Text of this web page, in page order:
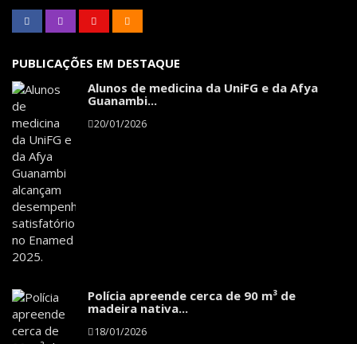
PUBLICAÇÕES EM DESTAQUE
Alunos de medicina da UniFG e da Afya
Guanambi...
20/01/2026
Polícia apreende cerca de 90 m³ de
madeira nativa...
18/01/2026